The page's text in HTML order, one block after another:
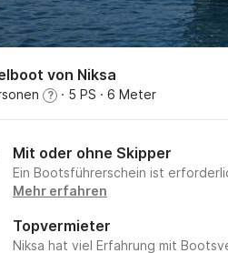
von Niksa
? · 5 PS · 6 Meter
Mit oder ohne Skipper
Ein Bootsführerschein ist
Mehr erfahren
Topvermieter
Niksa hat viel Erfahrung mit